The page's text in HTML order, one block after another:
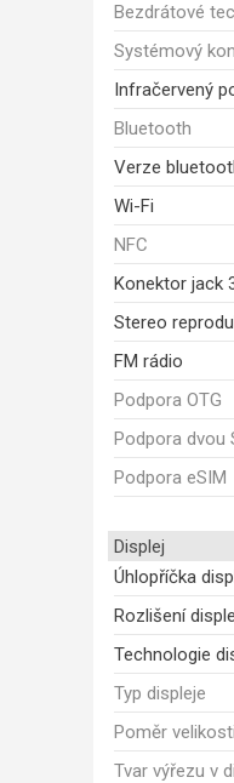
Bezdrátové
Systémový
Infračervený
Bluetooth
Verze
Wi-Fi
NFC
Konektor jack
Stereo
FM rádio
Podpora OTG
Podpora dvou
Podpora eSIM
Displej
Úhlopříčka
Rozlišení
Technologie
Typ displeje
Poměr
Tvar výřezu v